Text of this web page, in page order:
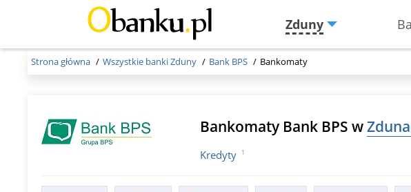
Zduny
Strona główna Wszystkie banki Zduny Bank BPS Bankomaty
Bankomaty Bank BPS w
Kredyty 1